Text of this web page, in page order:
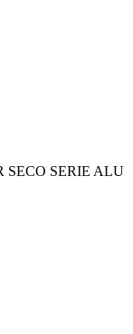
SECO SERIE ALU